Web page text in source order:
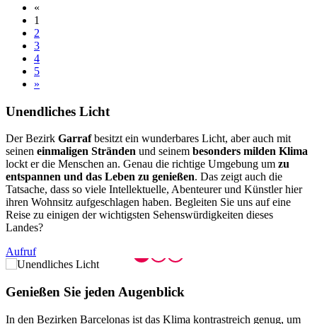
«
1
2
3
4
5
»
Unendliches Licht
Der Bezirk Garrafbesitzt ein wunderbares Licht, aber auch mit
seinen einmaligen Stränden und seinem besonders milden Klima
lockt er die Menschen an. Genau die richtige Umgebung um zu
entspannen und das Leben zu genießen. Das zeigt auch die
Tatsache, dass so viele Intellektuelle, Abenteurer und Künstler hier
ihren Wohnsitz aufgeschlagen haben. Begleiten Sie uns auf eine
Reise zu einigen der wichtigsten Sehenswürdigkeiten dieses
Landes?
Aufruf
Genießen Sie jeden Augenblick
In den Bezirken Barcelonas ist das Klima kontrastreich genug, um